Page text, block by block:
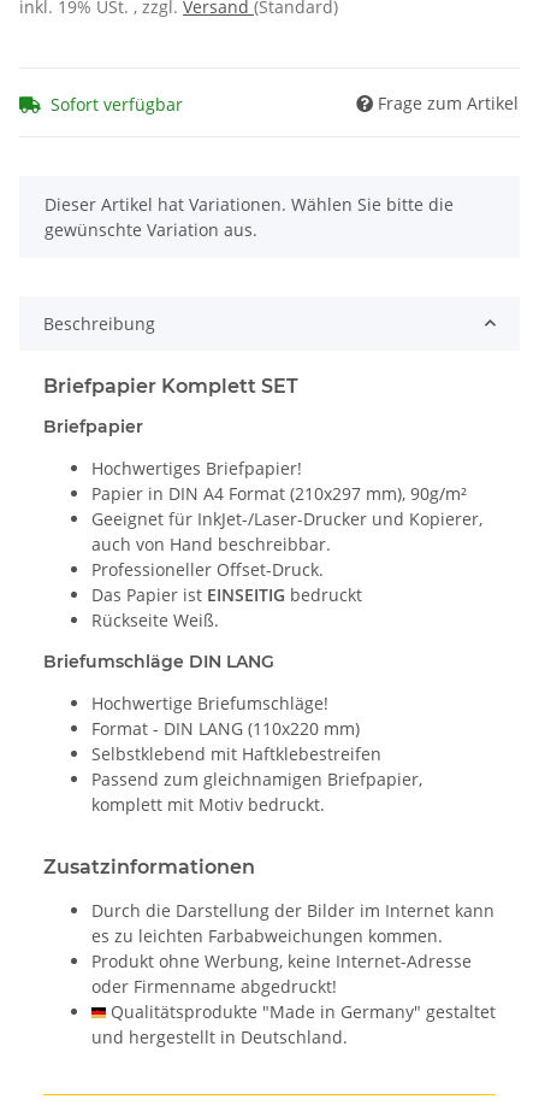
inkl. 19% USt. , zzgl. Versand (Standard)
Sofort verfügbar Frage zum Artikel
x
Dieser Artikel hat Variationen. Wählen Sie bitte die
gewünschte Variation aus.
Beschreibung
Briefpapier Komplett SET
Briefpapier
Hochwertiges Briefpapier!
Papier in DIN A4 Format (210x297 mm), 90g/m²
Geeignet für InkJet-/Laser-Drucker und Kopierer,
auch von Hand beschreibbar.
Professioneller Offset-Druck.
Das Papier ist EINSEITIG bedruckt
Rückseite Weiß.
Briefumschläge DIN LANG
Hochwertige Briefumschläge!
Format - DIN LANG (110x220 mm)
Selbstklebend mit Haftklebestreifen
Passend zum gleichnamigen Briefpapier,
komplett mit Motiv bedruckt.
Zusatzinformationen
Durch die Darstellung der Bilder im Internet kann
es zu leichten Farbabweichungen kommen.
Produkt ohne Werbung, keine Internet-Adresse
oder Firmenname abgedruckt!
Qualitätsprodukte "Made in Germany" gestaltet
und hergestellt in Deutschland.